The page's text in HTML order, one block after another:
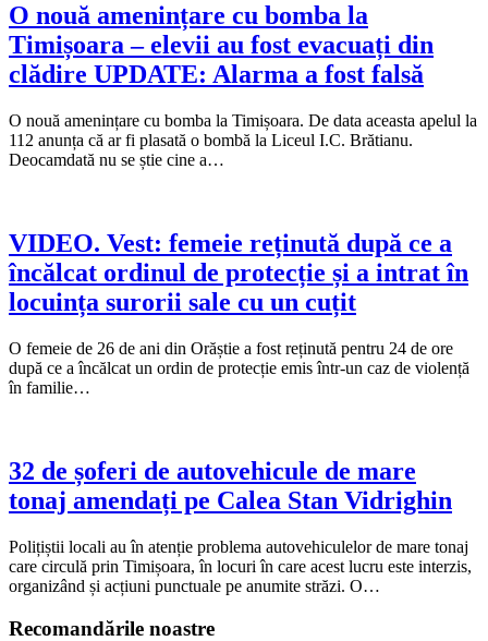
O nouă amenințare cu bomba la
Timișoara – elevii au fost evacuați din
clădire UPDATE: Alarma a fost falsă
O nouă amenințare cu bomba la Timișoara. De data aceasta apelul la
112 anunța că ar fi plasată o bombă la Liceul I.C. Brătianu.
Deocamdată nu se știe cine a…
VIDEO. Vest: femeie reținută după ce a
încălcat ordinul de protecție și a intrat în
locuința surorii sale cu un cuțit
O femeie de 26 de ani din Orăștie a fost reținută pentru 24 de ore
după ce a încălcat un ordin de protecție emis într-un caz de violență
în familie…
32 de șoferi de autovehicule de mare
tonaj amendați pe Calea Stan Vidrighin
Polițiștii locali au în atenție problema autovehiculelor de mare tonaj
care circulă prin Timișoara, în locuri în care acest lucru este interzis,
organizând și acțiuni punctuale pe anumite străzi. O…
Recomandările noastre